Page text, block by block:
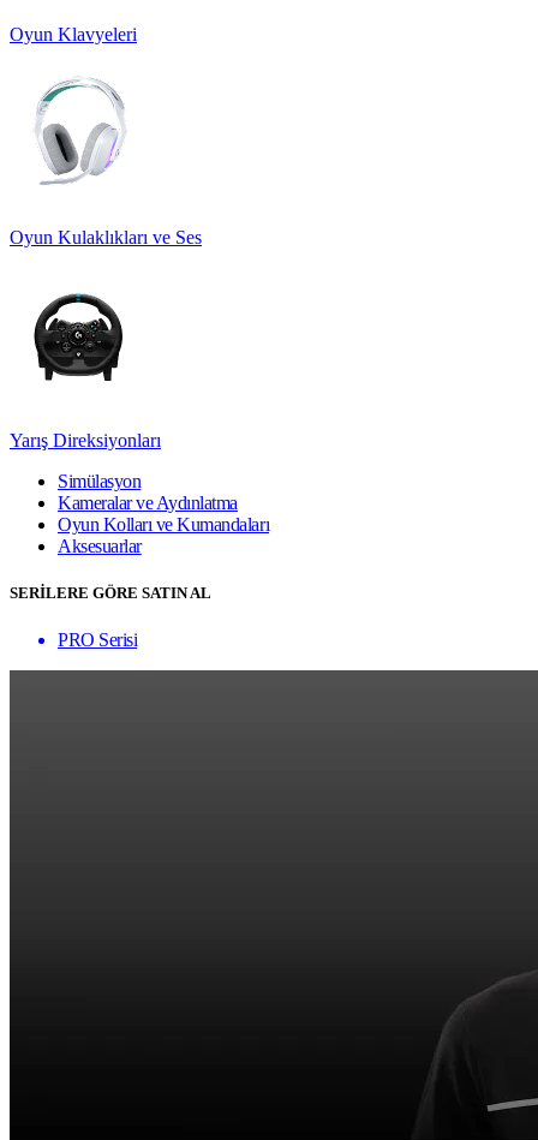
Oyun Klavyeleri
Oyun Kulaklıkları ve Ses
Yarış Direksiyonları
Simülasyon
Kameralar ve Aydınlatma
Oyun Kolları ve Kumandaları
Aksesuarlar
SERİLERE GÖRE SATIN AL
PRO Serisi